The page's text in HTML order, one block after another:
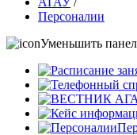
Персоналии
Уменьшить